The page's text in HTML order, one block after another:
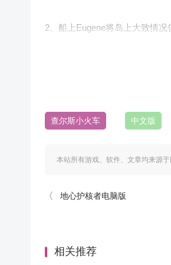
2、船上Eugene将岛上大致情况
5、打开地图查看木屋位置，进
6、回到火车棚，开门进去后登
查尔斯小火车 中文版
本站所有游戏、软件、文章均来源
地心护核者电脑版
相关推荐